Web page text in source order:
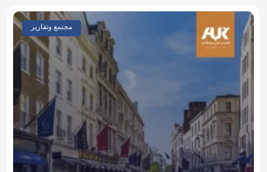
مجتمع وتقارير